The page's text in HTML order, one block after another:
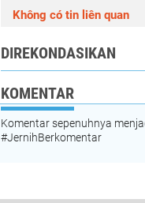
Không có tin liên quan
DIREKONDASIKAN
KOMENTAR
Komentar sepenuhnya
#JernihBerkomentar